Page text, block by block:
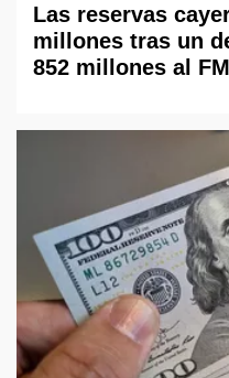
Las reservas
millones tras un
852 millones al